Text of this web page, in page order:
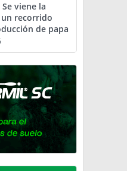
viene la
un recorrido
de papa